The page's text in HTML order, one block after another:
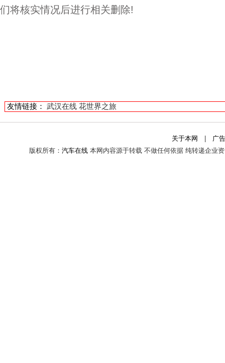
们将核实情况后进行相关删除!
友情链接： 武汉在线 花世界之旅
关于本网
广
版权所有：汽车在线 本网内容源于转载 不做任何依据 纯转递企业